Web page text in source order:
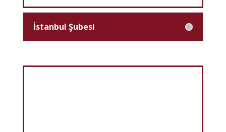
İstanbul Şubesi